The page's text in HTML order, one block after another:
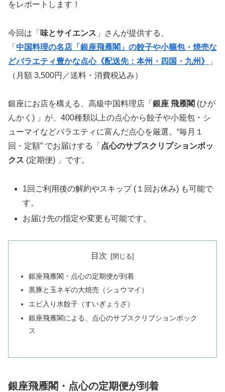
をレポートします！
今回は「 味とサイエンス 」さんが提供する、
「 中国料理の名店「銀座飛雁閣」の餃子や小籠包・焼売な
どバラエティ豊かな点心《配送先：本州・四国・九州》
」
（月額 3,500円／送料・消費税込み）
銀座にお店を構える、高級中国料理店「 銀座 飛雁閣 (ひが
んかく) 」が、400種類以上の点心から餃子や小籠包・シ
ューマイなどバラエティに富んだ点心を厳選。“毎月１
回・定額” でお届けする「 点心のサブスクリプションボッ
クス (定期便) 」です。
1回ご利用後の解約やスキップ (１回お休み) も可能で
す。
お届け先の指定や変更も可能です。
目次
銀座飛雁閣・点心の定期便が到着
黒豚と玉ネギの大焼売（シュウマイ）
エビ入り水餃子（すいぎょうざ）
銀座飛雁閣による、点心のサブスクリプションボック
ス
銀座飛雁閣・点心の定期便が到着